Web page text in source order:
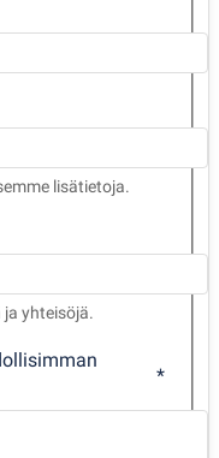
lisätietoja.
ja yhteisöjä.